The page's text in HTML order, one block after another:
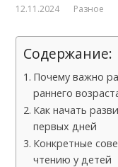
12.11.2024 Разное
Содержание:
Почему важно
раннего
Как начать
первых дней
Конкретные
чтению у детей